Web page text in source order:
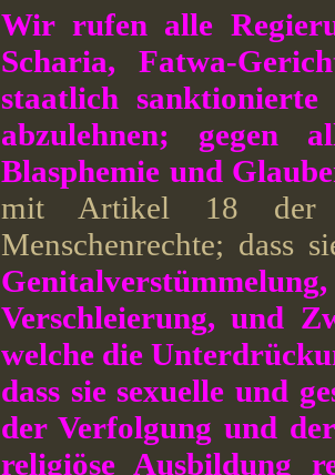
Wir rufen alle
Scharia, Fatwa-
staatlich
abzulehnen; gegen
Blasphemie und
mit Artikel 18 der
Menschenrechte; dass
Verschleierung, und
welche die
dass sie sexuelle und
der Verfolgung und
religiöse Ausbildung